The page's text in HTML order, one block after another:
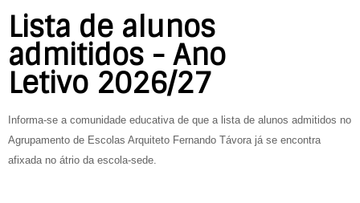
Lista de alunos
admitidos - Ano
Letivo 2026/27
Informa-se a comunidade educativa de que a lista de alunos admitidos no
Agrupamento de Escolas Arquiteto Fernando Távora já se encontra
afixada no átrio da escola-sede.